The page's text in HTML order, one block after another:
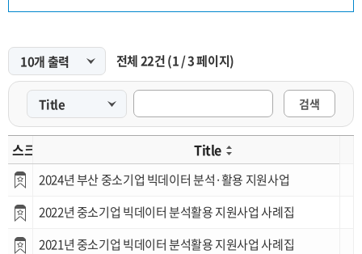
전체22건(1/3페이지)
검색
스크랩 Title
2024년 부산 중소기업 빅데이터 분석·활용 지원사업
2022년 중소기업 빅데이터 분석활용 지원사업 사례집
2021년 중소기업 빅데이터 분석활용 지원사업 사례집